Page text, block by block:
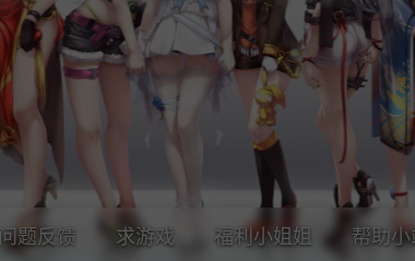
问题反馈 求游戏 福利小姐姐 帮助